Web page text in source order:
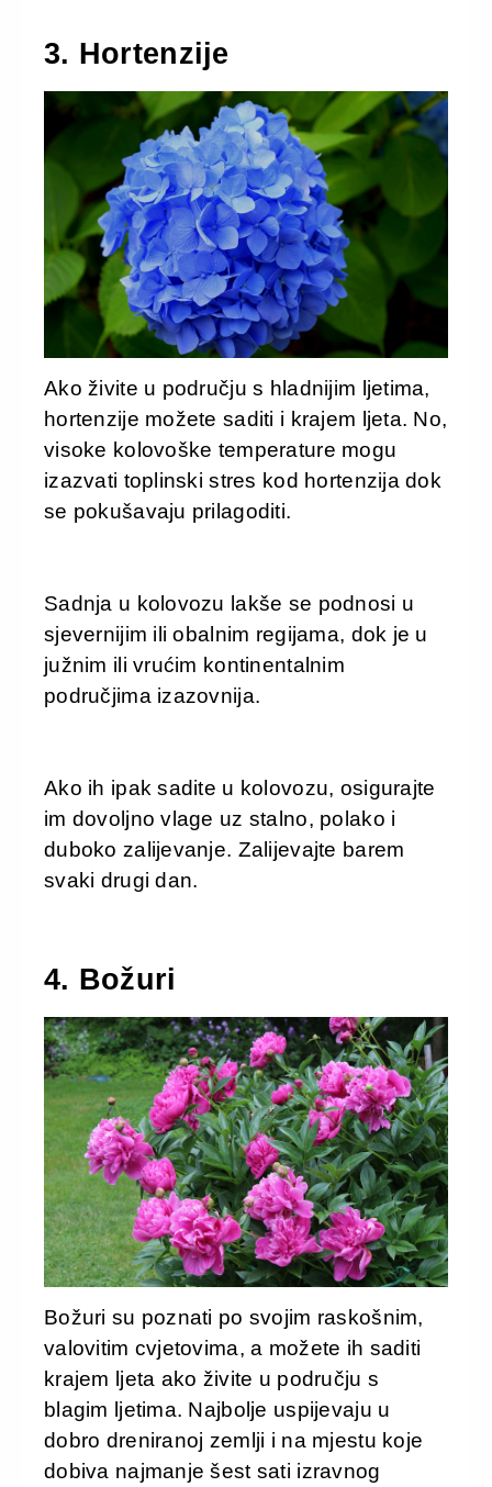
3. Hortenzije
Ako živite u području s hladnijim ljetima,
hortenzije možete saditi i krajem ljeta. No,
visoke kolovoške temperature mogu
izazvati toplinski stres kod hortenzija dok
se pokušavaju prilagoditi.
Sadnja u kolovozu lakše se podnosi u
sjevernijim ili obalnim regijama, dok je u
južnim ili vrućim kontinentalnim
područjima izazovnija.
Ako ih ipak sadite u kolovozu, osigurajte
im dovoljno vlage uz stalno, polako i
duboko zalijevanje. Zalijevajte barem
svaki drugi dan.
4. Božuri
Božuri su poznati po svojim raskošnim,
valovitim cvjetovima, a možete ih saditi
krajem ljeta ako živite u području s
blagim ljetima. Najbolje uspijevaju u
dobro dreniranoj zemlji i na mjestu koje
dobiva najmanje šest sati izravnog